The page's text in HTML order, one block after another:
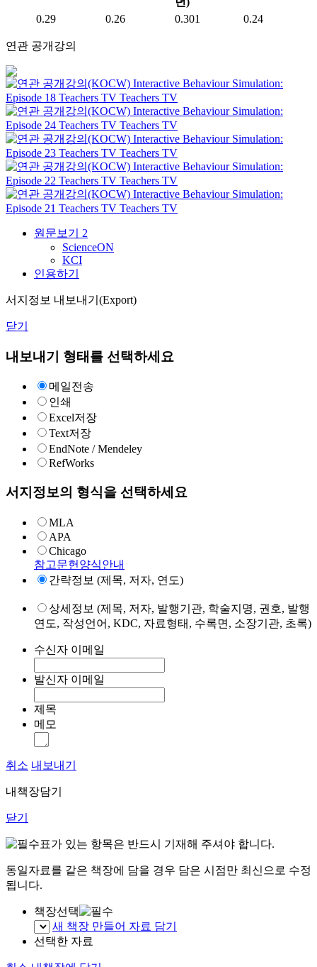
0.29
0.26 0.301 0.24
연관 공개강의
Interactive Behaviour Simulation:
Episode 18 Teachers TV Teachers TV
Interactive Behaviour Simulation:
Episode 24 Teachers TV Teachers TV
Interactive Behaviour Simulation:
Episode 23 Teachers TV Teachers TV
Interactive Behaviour Simulation:
Episode 22 Teachers TV Teachers TV
Interactive Behaviour Simulation:
Episode 21 Teachers TV Teachers TV
원문보기 2
ScienceON
KCI
인용하기
서지정보 내보내기(Export)
닫기
내보내기 형태를 선택하세요
메일전송
인쇄
Excel저장
Text저장
EndNote / Mendeley
RefWorks
서지정보의 형식을 선택하세요
MLA
APA
Chicago
참고문헌양식안내
간략정보 (제목, 저자, 연도)
상세정보 (제목, 저자, 발행기관, 학술지명, 권호, 발행
연도, 작성언어, KDC, 자료형태, 수록면, 소장기관, 초록)
수신자 이메일
발신자 이메일
제목
메모
취소 내보내기
내책장담기
닫기
표가 있는 항목은 반드시 기재해 주셔야 합니다.
동일자료를 같은 책장에 담을 경우 담은 시점만 최신으로 수정
됩니다.
책장선택
새 책장 만들어 자료 담기
선택한 자료